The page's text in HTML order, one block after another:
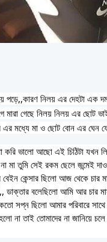
পড়ে,,কারণ নিলয় এর দেহটা এক
গেছে নিলয় নিলয় এর ছোট
এর মধ্যে মা ও ছোট বোন এর
ভালো আছো এই চিঠিটা যখন
মা তুমি সেই রকম ছেলে জন্মেই দাও
কেন্সার ছিলো আজ থেকে চার
ডাক্তার বলেছিলো আমি আর চার
সপ্ন ছিলো আমার পরিবারে
না তাই তোমাদের না জানিয়ে